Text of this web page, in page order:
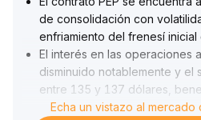
de consolidación con
enfriamiento del frenesí
El interés en las operaciones
disminuido notablemente y el
entre 135 y 137 dólares,
de las acciones
Echa un vistazo al